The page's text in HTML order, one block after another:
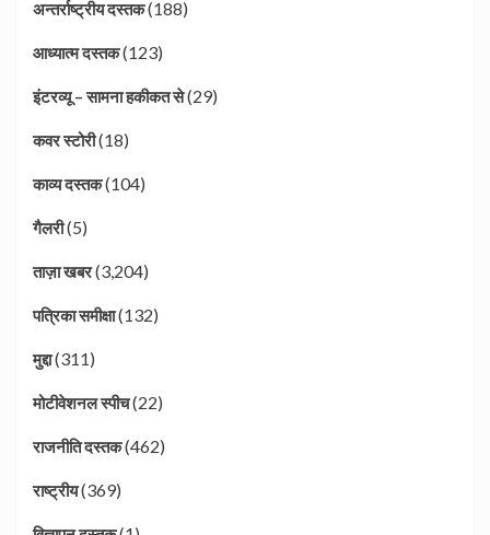
अन्तर्राष्ट्रीय दस्तक(188)
आध्यात्म दस्तक(123)
इंटरव्यू – सामना हकीकत से(29)
कवर स्टोरी(18)
काव्य दस्तक(104)
गैलरी(5)
ताज़ा खबर(3,204)
पत्रिका समीक्षा(132)
मुद्दा(311)
मोटीवेशनल स्पीच(22)
राजनीति दस्तक(462)
राष्ट्रीय(369)